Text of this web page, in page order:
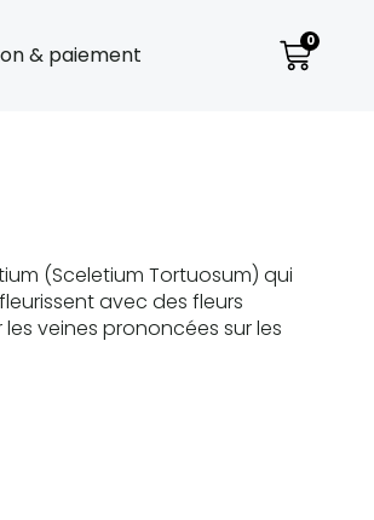
& paiement
0
(Sceletium Tortuosum) qui
avec des fleurs
veines prononcées sur les